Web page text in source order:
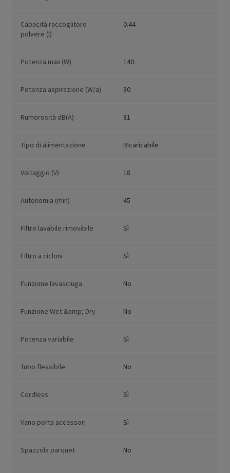
Capacità raccoglitore
polvere (l)
0.44
Potenza max (W) 140
Potenza aspirazione (W/a) 30
Rumorosità dB(A) 81
Tipo di alimentazione Ricaricabile
Voltaggio (V) 18
Autonomia (min) 45
Filtro lavabile rimovibile Sì
Filtro a cicloni Sì
Funzione lavasciuga No
Funzione Wet &amp; Dry No
Potenza variabile Sì
Tubo flessibile No
Cordless Sì
Vano porta accessori Sì
Spazzola parquet No